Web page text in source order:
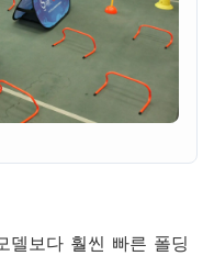
델보다 훨씬 빠른 폴딩